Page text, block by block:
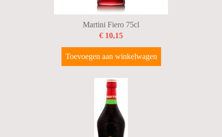
Martini Fiero 75cl
€ 10,15
Toevoegen aan winkelwagen